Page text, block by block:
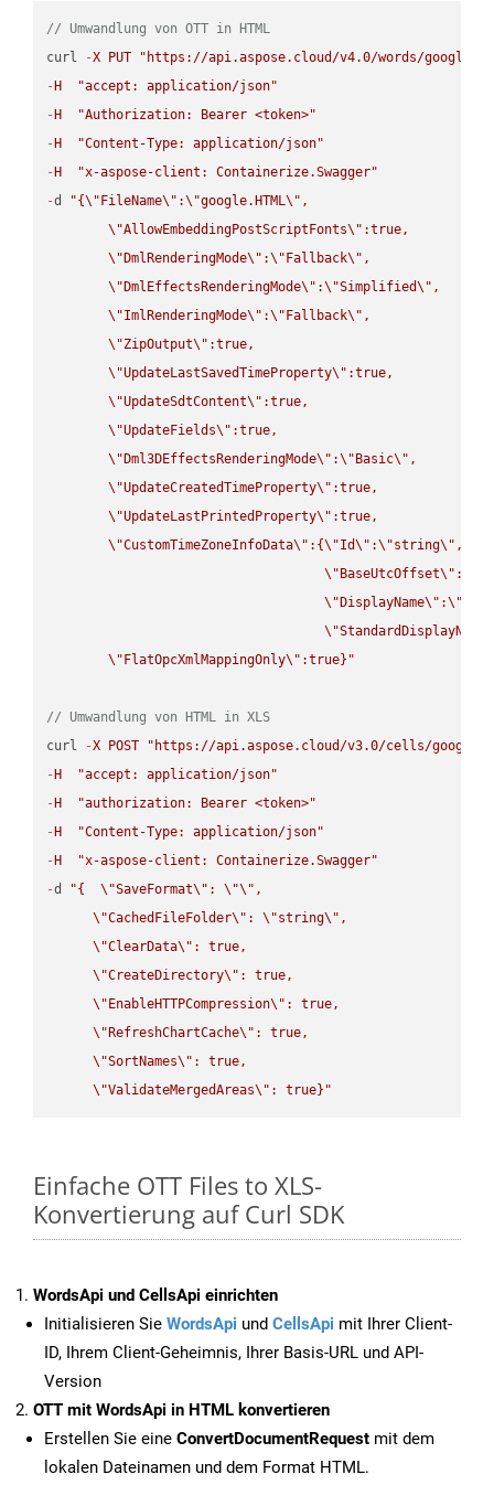
// Umwandlung von OTT in HTML
curl
-X PUT
"https://api.aspose.cloud/v4.0/words/
- H
"accept: application/json"
- H
"Authorization: Bearer <token>"
- H
"Content-Type: application/json"
- H
"x-aspose-client: Containerize.Swagger"
-d "{\" FileName\" :\"google.HTML\" ,
\"AllowEmbeddingPostScriptFonts\" :true,
\" DmlRenderingMode\" :\" Fallback\" ,
\" DmlEffectsRenderingMode\" :\"Simplified\" ,
\"ImlRenderingMode\" :\" Fallback\" ,
\"ZipOutput\" :true,
\"UpdateLastSavedTimeProperty\" :true,
\"UpdateSdtContent\" :true,
\"UpdateFields\" :true,
\" Dml3DEffectsRenderingMode\" :\" Basic\" ,
\"UpdateCreatedTimeProperty\" :true,
\"UpdateLastPrintedProperty\" :true,
\"CustomTimeZoneInfoData\" :{\"Id\" :\"string\" ,
\" BaseUtcOffset\" :
\" DisplayName\" :\"
\"StandardDisplayName
\" FlatOpcXmlMappingOnly\" :true}"
// Umwandlung von HTML in XLS
curl
-X POST
"https://api.aspose.cloud/v3.0/cells/
- H
"accept: application/json"
- H
"authorization: Bearer <token>"
- H
"Content-Type: application/json"
- H
"x-aspose-client: Containerize.Swagger"
-d "{ \"SaveFormat\" : \"\" ,
\"CachedFileFolder\" : \"string\" ,
\"ClearData\" : true,
\"CreateDirectory\" : true,
\" EnableHTTPCompression\" : true,
\" RefreshChartCache\" : true,
\"SortNames\" : true,
\"ValidateMergedAreas\" : true}"
Einfache OTT Files to XLS-
Konvertierung auf Curl SDK
WordsApi und CellsApi einrichten
Initialisieren Sie WordsApi und CellsApi mit Ihrer Client-
ID, Ihrem Client-Geheimnis, Ihrer Basis-URL und API-
Version
OTT mit WordsApi in HTML konvertieren
Erstellen Sie eine ConvertDocumentRequest mit dem
lokalen Dateinamen und dem Format HTML.